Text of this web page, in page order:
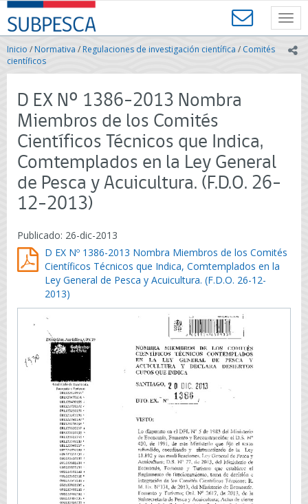
Contenido
principal
SUBPESCA
-
Subsecretaría
de
Pesca
Acuicultura
Gobierno
de
Chile
Inicio /Normativa / Regulaciones de investigación científica / Comités
científicos
D EX Nº 1386-2013 Nombra
Miembros de los Comités
Científicos Técnicos que Indica,
Comtemplados en la Ley General
de Pesca y Acuicultura. (F.D.O. 26-
12-2013)
Publicado: 26-dic-2013
D EX Nº 1386-2013 Nombra Miembros de los Comités
Científicos Técnicos que Indica, Comtemplados en la
Ley General de Pesca y Acuicultura. (F.D.O. 26-12-
2013)